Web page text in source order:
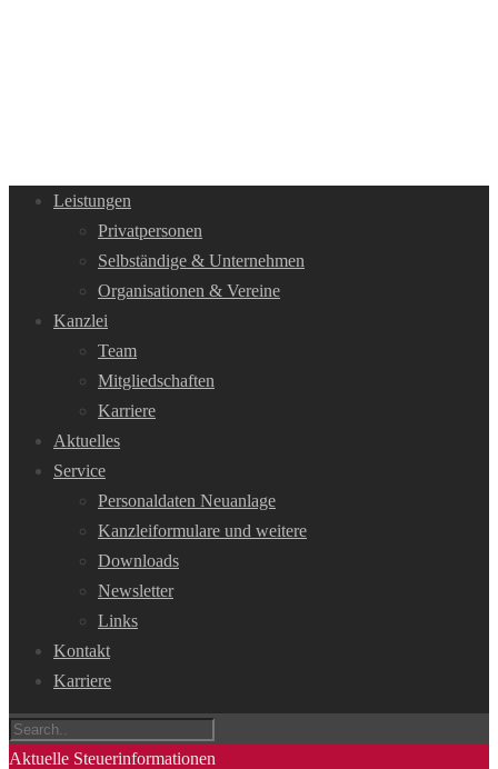
Leistungen
Privatpersonen
Selbständige & Unternehmen
Organisationen & Vereine
Kanzlei
Team
Mitgliedschaften
Karriere
Aktuelles
Service
Personaldaten Neuanlage
Kanzleiformulare und weitere
Downloads
Newsletter
Links
Kontakt
Karriere
Aktuelle Steuerinformationen